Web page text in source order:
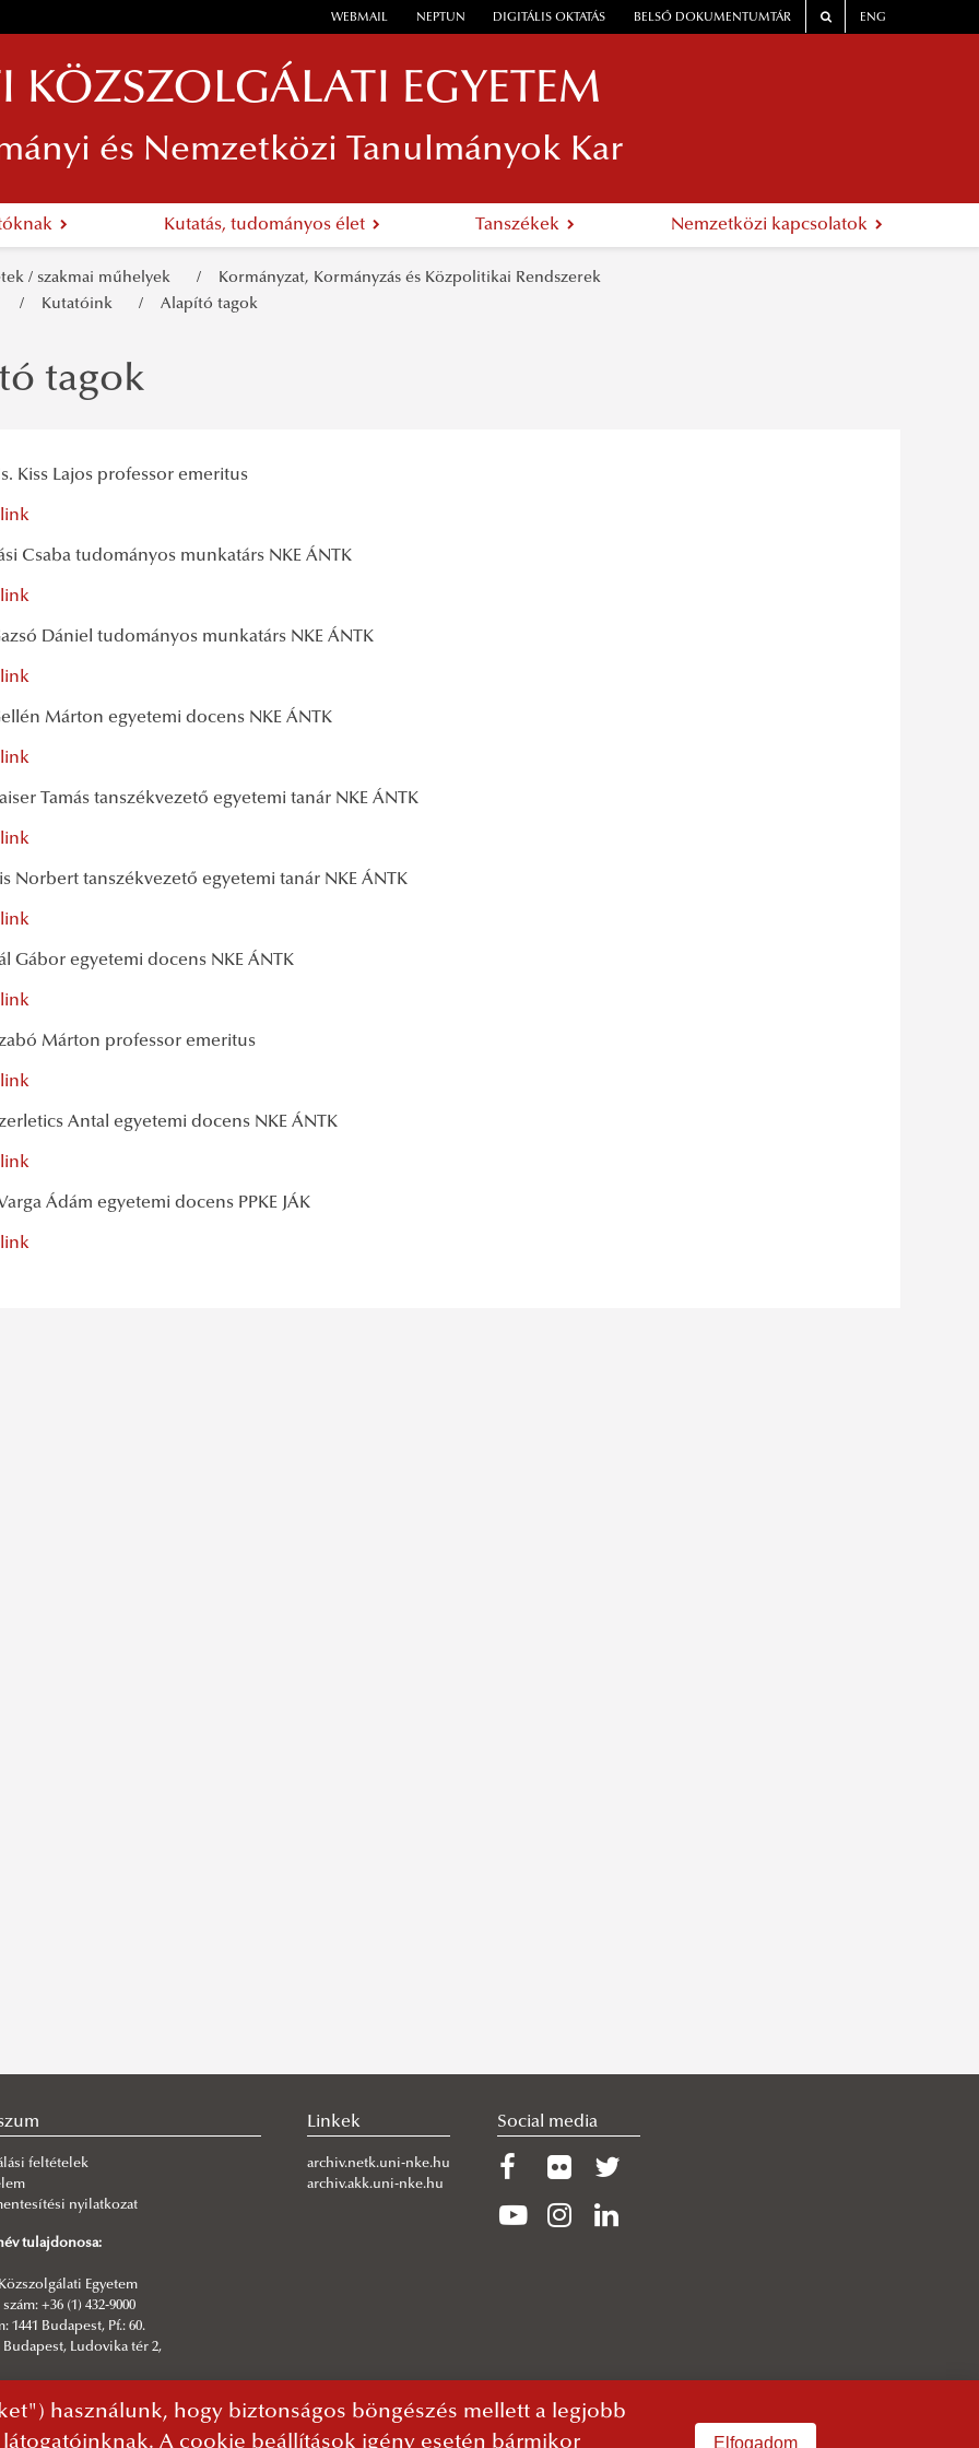
WEBMAIL NEPTUN DIGITÁLIS OKTATÁS BELSŐ DOKUMENTUMTÁR ENG
KÖZSZOLGÁLATI EGYETEM
és Nemzetközi Tanulmányok Kar
Kutatás, tudományos élet Tanszékek Nemzetközi kapcsolatok
/ szakmai műhelyek
Kormányzat, Kormányzás és Közpolitikai Rendszerek
Kutatóink Alapító tagok
tagok
Kiss Lajos professor emeritus
Csaba tudományos munkatárs NKE ÁNTK
Dániel tudományos munkatárs NKE ÁNTK
Márton egyetemi docens NKE ÁNTK
Tamás tanszékvezető egyetemi tanár NKE ÁNTK
Norbert tanszékvezető egyetemi tanár NKE ÁNTK
Gábor egyetemi docens NKE ÁNTK
Márton professor emeritus
Antal egyetemi docens NKE ÁNTK
Ádám egyetemi docens PPKE JÁK
feltételek
nyilatkozat
tulajdonosa:
Egyetem
+36 (1) 432-9000
1441 Budapest, Pf.: 60.
Budapest, Ludovika tér 2,
Igazgatóság | NKE Kommunikáció
Linkek
archiv.netk.uni-nke.hu
archiv.akk.uni-nke.hu
Social media
használunk, hogy biztonságos böngészés mellett a legjobb
A cookie beállítások igény esetén bármikor
Elfogadom